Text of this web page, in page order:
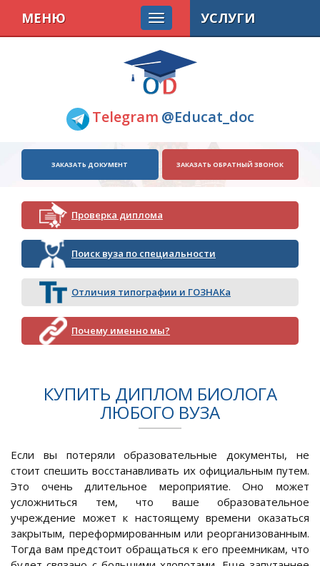
Telegram @Educat_doc
МЕНЮ
ЗАКАЗАТЬ ДОКУМЕНТ ЗАКАЗАТЬ ОБРАТНЫЙ ЗВОНОК
Проверка диплома
Поиск вуза по специальности
Отличия типографии и ГОЗНАКа
Почему именно мы?
УСЛУГИ
КУПИТЬ ДИПЛОМ БИОЛОГА
ЛЮБОГО ВУЗА
Если вы потеряли образовательные документы, не
стоит спешить восстанавливать их официальным путем.
Это очень длительное мероприятие. Оно может
усложниться тем, что ваше образовательное
учреждение может к настоящему времени оказаться
закрытым, переформированным или реорганизованным.
Тогда вам предстоит обращаться к его преемникам, что